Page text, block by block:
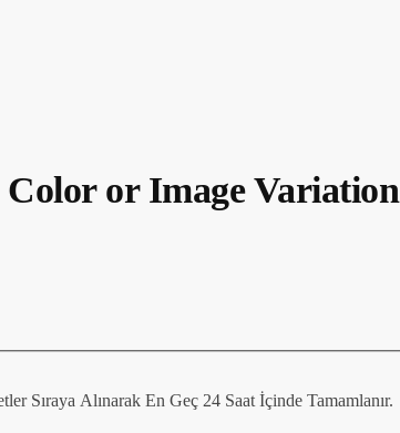
Color or Image Variation
Sıraya Alınarak En Geç 24 Saat İçinde Tamamlanır.